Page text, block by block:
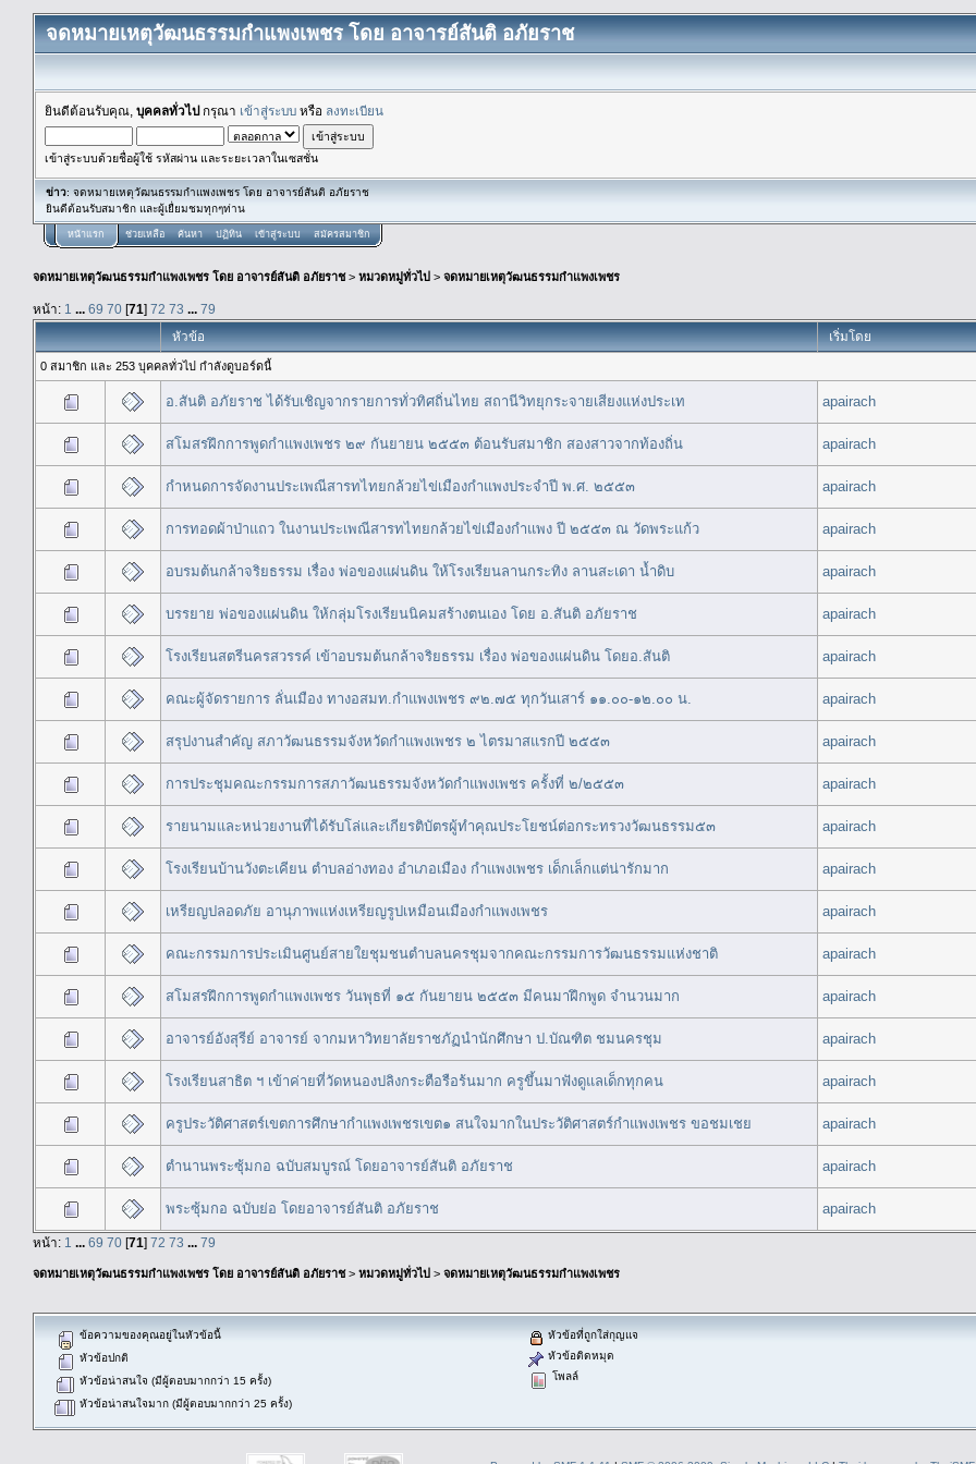
จดหมายเหตุวัฒนธรรมกำแพงเพชร โดย อาจารย์สันติ อภัยราช
ยินดีต้อนรับคุณ, บุคคลทั่วไปกรุณา เข้าสู่ระบบ หรือ ลงทะเบียน
เข้าสู่ระบบด้วยชื่อผู้ใช้ รหัสผ่าน และระยะเวลาในเซสชั่น
ข่าว: จดหมายเหตุวัฒนธรรมกำแพงเพชร โดย อาจารย์สันติ อภัยราช
ยินดีต้อนรับสมาชิก และผู้เยื่ยมชมทุกๆท่าน
หน้าแรก ช่วยเหลือ ค้นหา ปฏิทิน เข้าสู่ระบบ สมัครสมาชิก
จดหมายเหตุวัฒนธรรมกำแพงเพชร โดย อาจารย์สันติ อภัยราช> หมวดหมู่ทั่วไป > จดหมายเหตุวัฒนธรรมกำแพงเพชร
หน้า: 1 ... 69 70 [71] 72 73 ... 79
หัวข้อ
เริ่มโดย
0 สมาชิก และ 253 บุคคลทั่วไป กำลังดูบอร์ดนี้
อ.สันติ อภัยราช ได้รับเชิญจากรายการทั่วทิศถิ่นไทย สถานีวิทยุกระจายเสียงแห่งประเท apairach
สโมสรฝึกการพูดกำแพงเพชร ๒๙ กันยายน ๒๕๕๓ ต้อนรับสมาชิก สองสาวจากท้องถิ่น apairach
กำหนดการจัดงานประเพณีสารทไทยกล้วยไข่เมืองกำแพงประจำปี พ.ศ. ๒๕๕๓ apairach
การทอดผ้าป่าแถว ในงานประเพณีสารทไทยกล้วยไข่เมืองกำแพง ปี ๒๕๕๓ ณ วัดพระแก้ว apairach
อบรมต้นกล้าจริยธรรม เรื่อง พ่อของแผ่นดิน ให้โรงเรียนลานกระทิง ลานสะเดา น้ำดิบ apairach
บรรยาย พ่อของแผ่นดิน ให้กลุ่มโรงเรียนนิคมสร้างตนเอง โดย อ.สันติ อภัยราช apairach
โรงเรียนสตรีนครสวรรค์ เข้าอบรมต้นกล้าจริยธรรม เรื่อง พ่อของแผ่นดิน โดยอ.สันติ apairach
คณะผู้จัดรายการ ลั่นเมือง ทางอสมท.กำแพงเพชร ๙๒.๗๕ ทุกวันเสาร์ ๑๑.๐๐-๑๒.๐๐ น. apairach
สรุปงานสำคัญ สภาวัฒนธรรมจังหวัดกำแพงเพชร ๒ ไตรมาสแรกปี ๒๕๕๓ apairach
การประชุมคณะกรรมการสภาวัฒนธรรมจังหวัดกำแพงเพชร ครั้งที่ ๒/๒๕๕๓ apairach
รายนามและหน่วยงานที่ได้รับโล่และเกียรติบัตรผู้ทำคุณประโยชน์ต่อกระทรวงวัฒนธรรม๕๓ apairach
โรงเรียนบ้านวังตะเคียน ตำบลอ่างทอง อำเภอเมือง กำแพงเพชร เด็กเล็กแต่น่ารักมาก apairach
เหรียญปลอดภัย อานุภาพแห่งเหรียญรูปเหมือนเมืองกำแพงเพชร apairach
คณะกรรมการประเมินศูนย์สายใยชุมชนตำบลนครชุมจากคณะกรรมการวัฒนธรรมแห่งชาติ apairach
สโมสรฝึกการพูดกำแพงเพชร วันพุธที่ ๑๕ กันยายน ๒๕๕๓ มีคนมาฝึกพูด จำนวนมาก apairach
อาจารย์อังสุรีย์ อาจารย์ จากมหาวิทยาลัยราชภัฏนำนักศึกษา ป.บัณฑิต ชมนครชุม apairach
โรงเรียนสาธิต ฯ เข้าค่ายที่วัดหนองปลิงกระตือรือร้นมาก ครูขึ้นมาฟังดูแลเด็กทุกคน apairach
ครูประวัติศาสตร์เขตการศึกษากำแพงเพชรเขต๑ สนใจมากในประวัติศาสตร์กำแพงเพชร ขอชมเชย apairach
ตำนานพระซุ้มกอ ฉบับสมบูรณ์ โดยอาจารย์สันติ อภัยราช apairach
พระซุ้มกอ ฉบับย่อ โดยอาจารย์สันติ อภัยราช apairach
หน้า: 1 ... 69 70 [71] 72 73 ... 79
จดหมายเหตุวัฒนธรรมกำแพงเพชร โดย อาจารย์สันติ อภัยราช> หมวดหมู่ทั่วไป > จดหมายเหตุวัฒนธรรมกำแพงเพชร
ข้อความของคุณอยู่ในหัวข้อนี้
หัวข้อปกติ
หัวข้อน่าสนใจ (มีผู้ตอบมากกว่า 15 ครั้ง)
หัวข้อน่าสนใจมาก (มีผู้ตอบมากกว่า 25 ครั้ง)
หัวข้อที่ถูกใส่กุญแจ
หัวข้อติดหมุด
โพลล์